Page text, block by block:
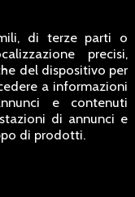
di terze parti o
precisi,
del dispositivo per
a informazioni
e contenuti
di annunci e
di prodotti.